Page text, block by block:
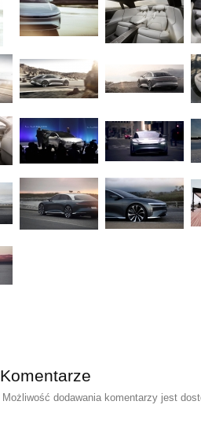
Komentarze
Możliwość dodawania komentarzy jest